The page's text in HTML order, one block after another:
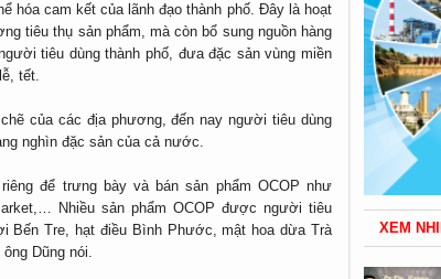
hóa cam kết của lãnh đạo thành phố. Đây là hoạt
tiêu thụ sản phẩm, mà còn bổ sung nguồn hàng
tiêu dùng thành phố, đưa đặc sản vùng miền
tết.
của các địa phương, đến nay người tiêu dùng
nghìn đặc sản của cả nước.
để trưng bày và bán sản phẩm OCOP như
Nhiều sản phẩm OCOP được người tiêu
Bến Tre, hạt điều Bình Phước, mật hoa dừa Trà
Dũng nói.
XEM